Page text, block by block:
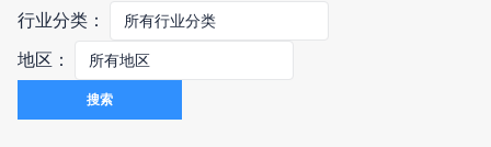
行业分类：
地区：
搜索